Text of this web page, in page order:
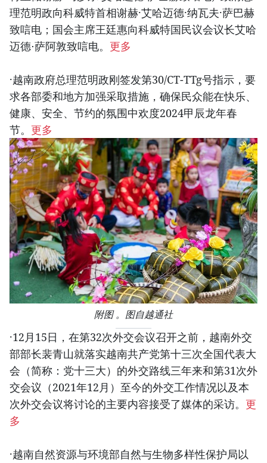
理范明政向科威特首相谢赫·艾哈迈德·纳瓦夫·萨巴赫
致唁电；国会主席王廷惠向科威特国民议会议长艾哈
迈德⋅萨阿敦致唁电。 更多
·越南政府总理范明政刚签发第30/CT-TTg号指示，要
求各部委和地方加强采取措施，确保民众能在快乐、
健康、安全、节约的氛围中欢度2024甲辰龙年春
节。 更多
附图 。图自越通社
·12月15日，在第32次外交会议召开之前，越南外交
部部长裴青山就落实越南共产党第十三次全国代表大
会（简称：党十三大）的外交路线三年来和第31次外
交会议（2021年12月）至今的外交工作情况以及本
次外交会议将讨论的主要内容接受了媒体的采访。 更
多
·越南自然资源与环境部自然与生物多样性保护局以